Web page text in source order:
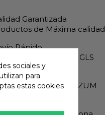
Garantizada
de Máxima calidad
Rápido
Internacionales GLS
Seguro
- PAYPAL - BIZUM
sociales y
para
estas cookies